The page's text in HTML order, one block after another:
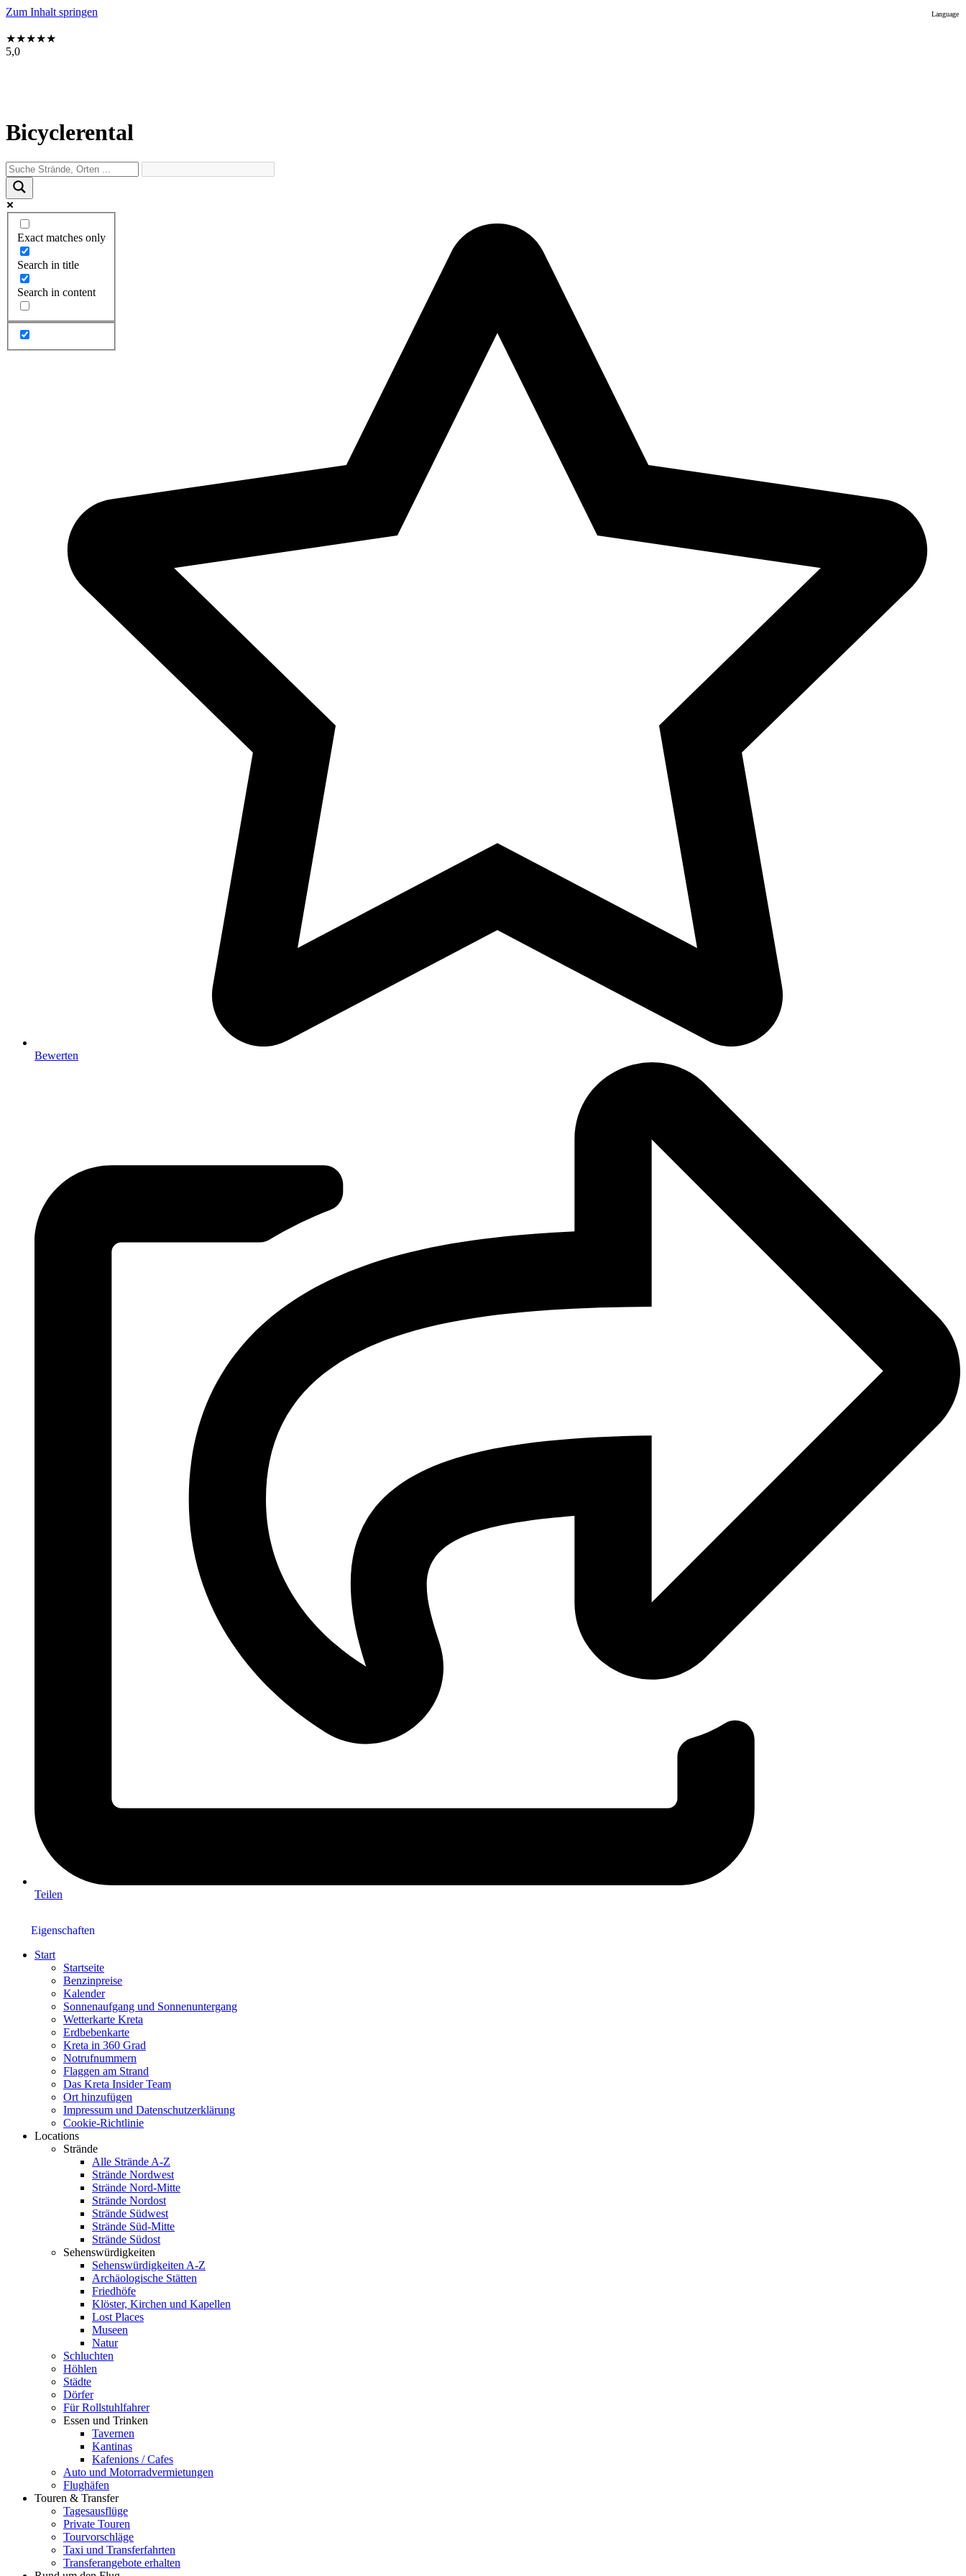
Zum Inhalt springen
★★★★★
5,0
Bicyclerental
Exact matches only
Search in title
Search in content
Bewerten
Teilen
Eigenschaften
Start
Startseite
Benzinpreise
Kalender
Sonnenaufgang und Sonnenuntergang
Wetterkarte Kreta
Erdbebenkarte
Kreta in 360 Grad
Notrufnummern
Flaggen am Strand
Das Kreta Insider Team
Ort hinzufügen
Impressum und Datenschutzerklärung
Cookie-Richtlinie
Locations
Strände
Alle Strände A-Z
Strände Nordwest
Strände Nord-Mitte
Strände Nordost
Strände Südwest
Strände Süd-Mitte
Strände Südost
Sehenswürdigkeiten
Sehenswürdigkeiten A-Z
Archäologische Stätten
Friedhöfe
Klöster, Kirchen und Kapellen
Lost Places
Museen
Natur
Schluchten
Höhlen
Städte
Dörfer
Für Rollstuhlfahrer
Essen und Trinken
Tavernen
Kantinas
Kafenions / Cafes
Auto und Motorradvermietungen
Flughäfen
Touren & Transfer
Tagesausflüge
Private Touren
Tourvorschläge
Taxi und Transferfahrten
Transferangebote erhalten
Language